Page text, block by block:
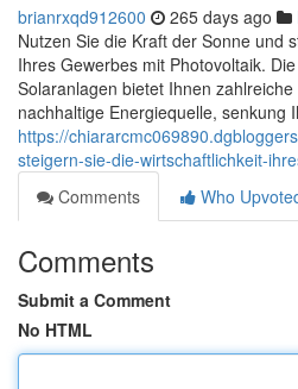
brianrxqd912600 265 days ago
Nutzen Sie die Kraft der Sonne und
Ihres Gewerbes mit Photovoltaik.
Solaranlagen bietet Ihnen
nachhaltige Energiequelle, senkung
https://
steigern-sie-die-wirtschaftlichkeit-
Comments
Who
Comments
Submit a Comment
No HTML